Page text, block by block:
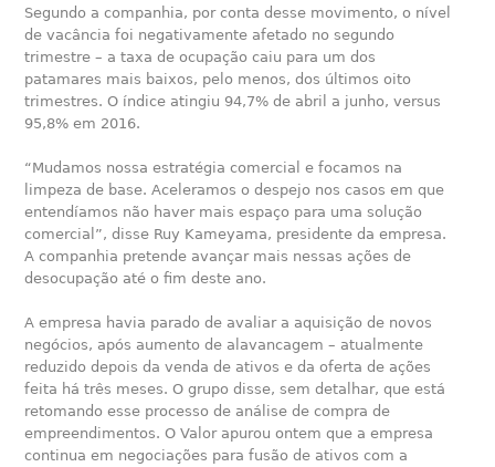
Segundo a companhia, por conta desse movimento, o nível
de vacância foi negativamente afetado no segundo
trimestre – a taxa de ocupação caiu para um dos
patamares mais baixos, pelo menos, dos últimos oito
trimestres. O índice atingiu 94,7% de abril a junho, versus
95,8% em 2016.
“Mudamos nossa estratégia comercial e focamos na
limpeza de base. Aceleramos o despejo nos casos em que
entendíamos não haver mais espaço para uma solução
comercial”, disse Ruy Kameyama, presidente da empresa.
A companhia pretende avançar mais nessas ações de
desocupação até o fim deste ano.
A empresa havia parado de avaliar a aquisição de novos
negócios, após aumento de alavancagem – atualmente
reduzido depois da venda de ativos e da oferta de ações
feita há três meses. O grupo disse, sem detalhar, que está
retomando esse processo de análise de compra de
empreendimentos. O Valor apurou ontem que a empresa
continua em negociações para fusão de ativos com a